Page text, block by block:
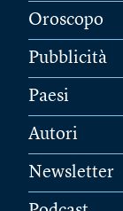
Oroscopo
Pubblicità
Paesi
Autori
Newsletter